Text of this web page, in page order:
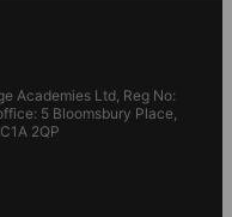
Academies Ltd, Reg No:
5 Bloomsbury Place,
2QP